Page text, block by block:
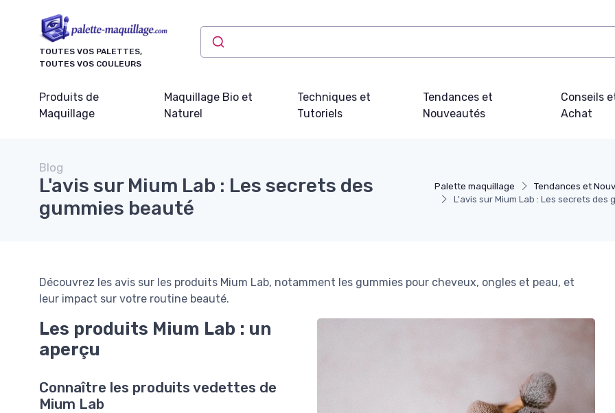
TOUTES VOS PALETTES,
TOUTES VOS COULEURS
Produits de
Maquillage
Maquillage Bio et
Naturel
Techniques et
Tutoriels
Tendances et
Nouveautés
Conseils
Achat
Palette maquillage
Tendances et
L'avis sur Mium Lab : Les secrets des
Blog
L'avis sur Mium Lab : Les secrets des
gummies beauté
Découvrez les avis sur les produits Mium Lab, notamment les gummies pour cheveux, ongles et peau, et
leur impact sur votre routine beauté.
Les produits Mium Lab : un
aperçu
Connaître les produits vedettes de
Mium Lab